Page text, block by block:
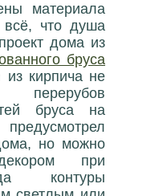
материала
всё, что душа
дома из
бруса
кирпича не
бруса на
но можно
при
контуры